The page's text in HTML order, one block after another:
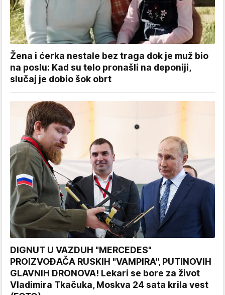
Žena i ćerka nestale bez traga dok je muž bio
na poslu: Kad su telo pronašli na deponiji,
slučaj je dobio šok obrt
DIGNUT U VAZDUH "MERCEDES"
PROIZVOĐAČA RUSKIH "VAMPIRA", PUTINOVIH
GLAVNIH DRONOVA! Lekari se bore za život
Vladimira Tkačuka, Moskva 24 sata krila vest